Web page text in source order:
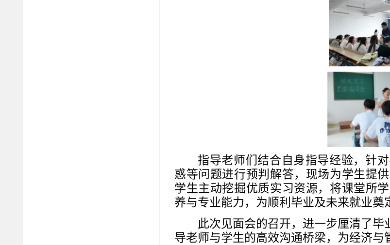
指导老师们结合自身指导经验，针
惑等问题进行预判解答，现场为学生提
学生主动挖掘优质实习资源，将课堂所
养与专业能力，为顺利毕业及未来就业奠
此次见面会的召开，进一步厘清了
导老师与学生的高效沟通桥梁，为经济与